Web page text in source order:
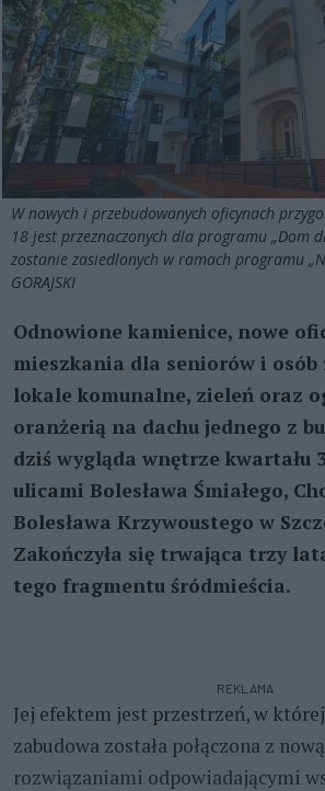
W nowych i przebudowanych oficynach
18 jest przeznaczonych dla programu „Dom
zostanie zasiedlonych w ramach programu
GORAJSKI
Odnowione kamienice, nowe
mieszkania dla seniorów i osób
lokale komunalne, zieleń oraz
oranżerią na dachu jednego z
dziś wygląda wnętrze kwartału
ulicami Bolesława Śmiałego,
Bolesława Krzywoustego w
Zakończyła się trwająca trzy
tego fragmentu śródmieścia.
REKLAMA
Jej efektem jest przestrzeń, w
zabudowa została połączona z
rozwiązaniami odpowiadającymi